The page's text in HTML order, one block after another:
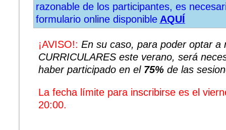
razonable de los participantes, es
formulario online disponible AQUÍ
¡AVISO!: En su caso, para poder optar a
CURRICULARES este verano, será
haber participado en el 75%de las
La fecha límite para inscribirse es el
20:00.